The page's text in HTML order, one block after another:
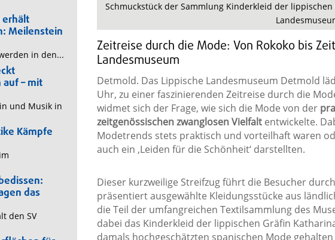
erhält
Meilenstein
in den...
– mit
und Musik in
Kämpfe
das
den SV
Schmuckstück der Sammlung Kinderkleid der
Zeitreise durch die Mode: Von Rokoko bis
Landesmuseum
Detmold. Das Lippische Landesmuseum Detmold
Uhr, zu einer faszinierenden Zeitreise durch die
widmet sich der Frage, wie sich die Mode von der
zeitgenössischen zwanglosen Vielfaltentwickelte.
Modetrends stets praktisch und vorteilhaft waren
auch ein ‚Leiden für die Schönheit‘ darstellten.
Dieser kurzweilige Streifzug führt die Besucher
präsentiert ausgewählte Kleidungsstücke aus
die Teil der umfangreichen Textilsammlung des
dabei das Kinderkleid der lippischen Gräfin
damals hochgeschätzten spanischen Mode